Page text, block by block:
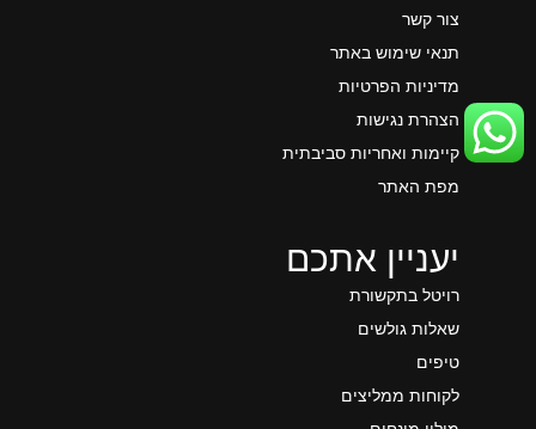
צור קשר
תנאי שימוש באתר
מדיניות הפרטיות
הצהרת נגישות
קיימות ואחריות סביבתית
מפת האתר
יעניין אתכם
רויטל בתקשורת
שאלות גולשים
טיפים
לקוחות ממליצים